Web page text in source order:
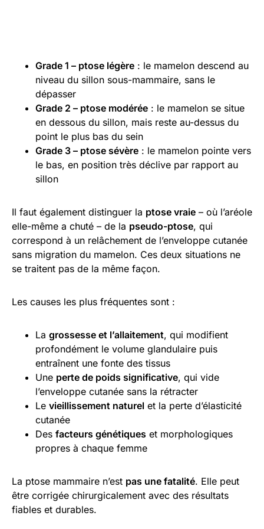
Grade 1 – ptose légère : le mamelon descend au
niveau du sillon sous-mammaire, sans le
dépasser
Grade 2 – ptose modérée : le mamelon se situe
en dessous du sillon, mais reste au-dessus du
point le plus bas du sein
Grade 3 – ptose sévère : le mamelon pointe vers
le bas, en position très déclive par rapport au
sillon
Il faut également distinguer la ptose vraie – où l’aréole
elle-même a chuté – de la pseudo-ptose, qui
correspond à un relâchement de l’enveloppe cutanée
sans migration du mamelon. Ces deux situations ne
se traitent pas de la même façon.
Les causes les plus fréquentes sont :
La grossesse et l’allaitement, qui modifient
profondément le volume glandulaire puis
entraînent une fonte des tissus
Une perte de poids significative, qui vide
l’enveloppe cutanée sans la rétracter
Le vieillissement naturel et la perte d’élasticité
cutanée
Des facteurs génétiques et morphologiques
propres à chaque femme
La ptose mammaire n’est pas une fatalité. Elle peut
être corrigée chirurgicalement avec des résultats
fiables et durables.